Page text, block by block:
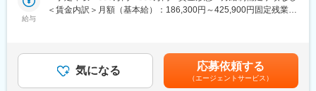
客満足度も高いです。
・「生涯顧客（お客さま）」「チームコンサルティング」「実
しています。
給与
＜賃金内訳＞月額（基本給）：186,300円～425,900円固定残業手
＞※給与には30時間分の固定残業代を含む/超過分は全額支給※経
験・能力など考慮の上、決定いたします。■昇給：年1回■賞与：
年2回（2ヶ月×2回）賃金はあくまでも目安の金額であり、選考を
気になる 応募依頼する
（エージェントサービス）